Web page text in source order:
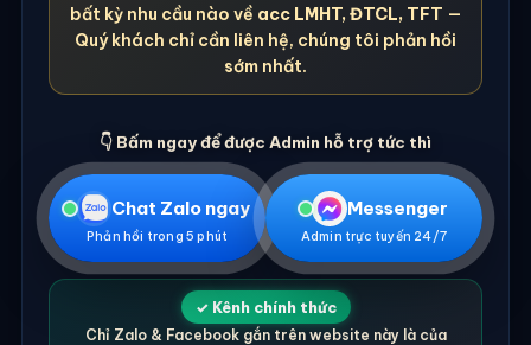
bất kỳ nhu cầu nào về acc LMHT, ĐTCL, TFT —
Quý khách chỉ cần liên hệ, chúng tôi phản hồi
sớm nhất.
👇 Bấm ngay để được Admin hỗ trợ tức thì
Chat Zalo ngay
Phản hồi trong 5 phút
Messenger
Admin trực tuyến 24/7
✓ Kênh chính thức
Chỉ Zalo & Facebook gắn trên website này là của